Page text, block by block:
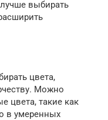
выбирать
цвета,
Можно
цвета, такие как
в умеренных